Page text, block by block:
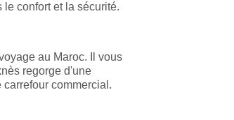
confort et la sécurité.
au Maroc. Il vous
regorge d'une
commercial.